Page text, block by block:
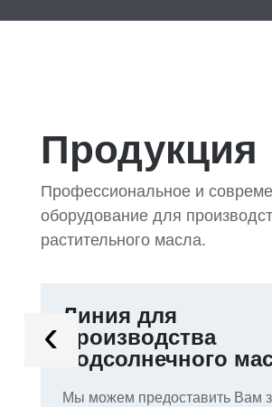
Продукция
Профессиональное и
оборудование для
растительного масла.
Линия для
производства
подсолнечного
Мы можем предоставить Вам
‹